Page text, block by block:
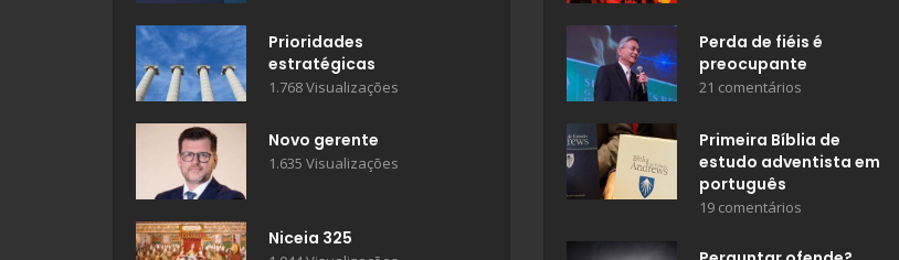
Prioridades
estratégicas
1.768 Visualizações
Novo gerente
1.635 Visualizações
Niceia 325
Perda de fiéis é
preocupante
21 comentários
Primeira Bíblia de
estudo adventista em
português
19 comentários